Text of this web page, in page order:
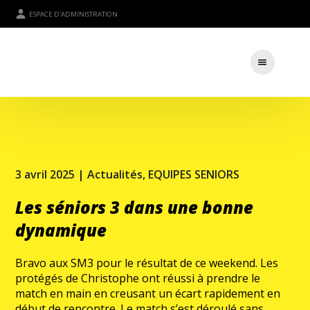
ESPACE D'ADMINISTRATION
3 avril 2025 |Actualités, EQUIPES SENIORS
Les séniors 3 dans une bonne
dynamique
Bravo aux SM3 pour le résultat de ce weekend. Les
protégés de Christophe ont réussi à prendre le
match en main en creusant un écart rapidement en